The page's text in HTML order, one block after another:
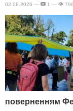
02.08.2026 — 1 — 796
поверненням